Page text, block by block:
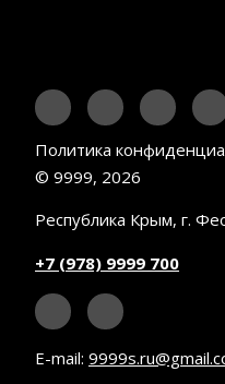
Политика
© 9999, 2026
Республика Крым, г.
+7 (978) 9999 700
E-mail: